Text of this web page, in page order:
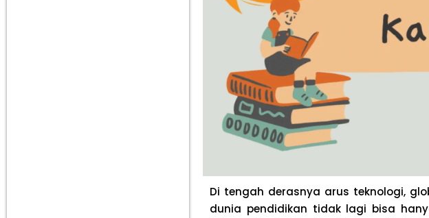
Di tengah derasnya arus teknologi,
dunia pendidikan tidak lagi bisa